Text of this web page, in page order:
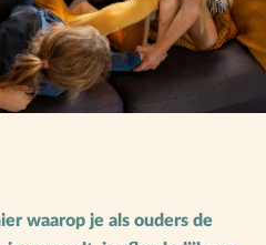
waarop je als ouders de